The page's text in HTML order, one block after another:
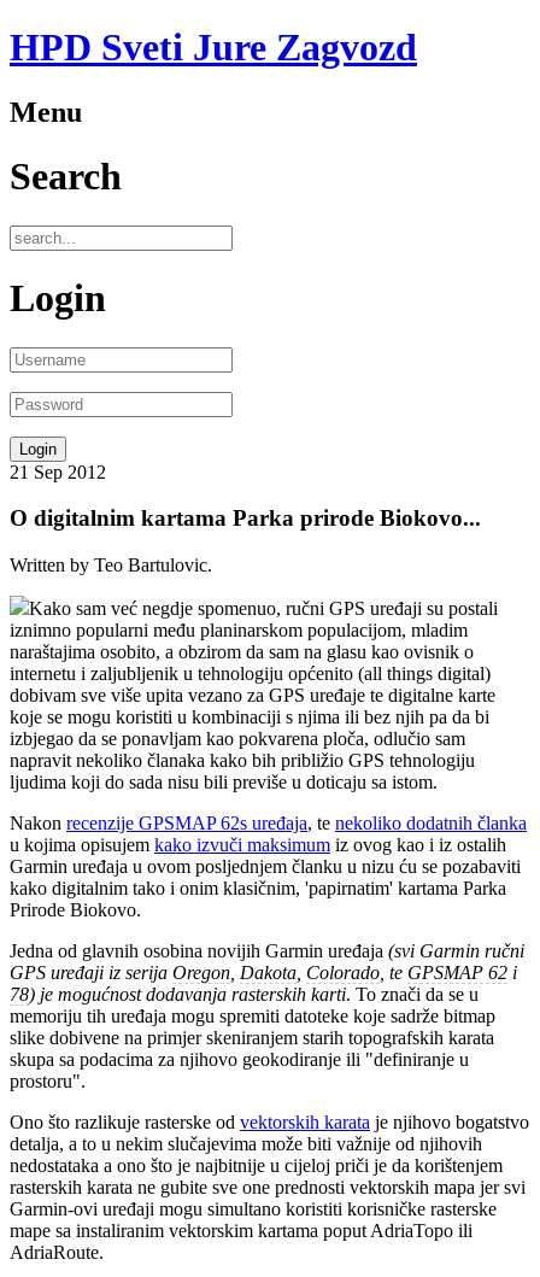
HPD Sveti Jure Zagvozd
Menu
Search
Login
21 Sep 2012
O digitalnim kartama Parka prirode Biokovo...
Written by Teo Bartulovic.
Kako sam već negdje spomenuo, ručni GPS uređaji su postali
iznimno popularni među planinarskom populacijom, mladim
naraštajima osobito, a obzirom da sam na glasu kao ovisnik o
internetu i zaljubljenik u tehnologiju općenito (all things digital)
dobivam sve više upita vezano za GPS uređaje te digitalne karte
koje se mogu koristiti u kombinaciji s njima ili bez njih pa da bi
izbjegao da se ponavljam kao pokvarena ploča, odlučio sam
napravit nekoliko članaka kako bih približio GPS tehnologiju
ljudima koji do sada nisu bili previše u doticaju sa istom.
Nakon recenzije GPSMAP 62s uređaja, te nekoliko dodatnih članka
u kojima opisujem kako izvuči maksimum iz ovog kao i iz ostalih
Garmin uređaja u ovom posljednjem članku u nizu ću se pozabaviti
kako digitalnim tako i onim klasičnim, 'papirnatim' kartama Parka
Prirode Biokovo.
Jedna od glavnih osobina novijih Garmin uređaja (svi Garmin ručni
GPS uređaji iz serija Oregon Dakota Colorado , te GPSMAP 62 i
78) je mogućnost dodavanja rasterskih karti. To znači da se u
memoriju tih uređaja mogu spremiti datoteke koje sadrže bitmap
slike dobivene na primjer skeniranjem starih topografskih karata
skupa sa podacima za njihovo geokodiranje ili "definiranje u
prostoru".
Ono što razlikuje rasterske od vektorskih karata je njihovo bogatstvo
detalja, a to u nekim slučajevima može biti važnije od njihovih
nedostataka a ono što je najbitnije u cijeloj priči je da korištenjem
rasterskih karata ne gubite sve one prednosti vektorskih mapa jer svi
Garmin-ovi uređaji mogu simultano koristiti korisničke rasterske
mape sa instaliranim vektorskim kartama poput AdriaTopo ili
AdriaRoute.